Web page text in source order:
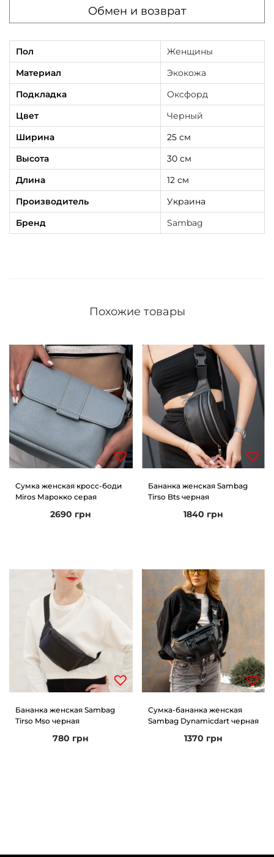
Обмен и возврат
Пол
Женщины
Материал
Экокожа
Подкладка
Оксфорд
Цвет
Черный
Ширина
25 см
Высота
30 см
Длина
12 см
Производитель
Украина
Бренд
Sambag
Похожие товары
Сумка женская кросс-боди
Miros Марокко серая
2690 грн
Бананка женская Sambag
Tirso Bts черная
1840 грн
Бананка женская Sambag
Tirso Mso черная
780 грн
Сумка-бананка женская
Sambag Dynamicdart черная
1370 грн